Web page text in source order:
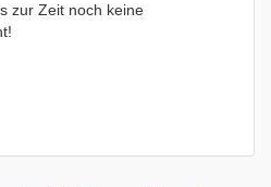
zur Zeit noch keine